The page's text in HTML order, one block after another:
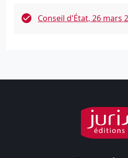
Conseil d'État, 26 mars